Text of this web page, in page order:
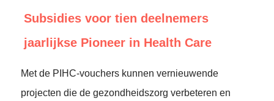
Subsidies voor tien deelnemers
jaarlijkse Pioneer in Health Care
Met de PIHC-vouchers kunnen vernieuwende
projecten die de gezondheidszorg verbeteren en